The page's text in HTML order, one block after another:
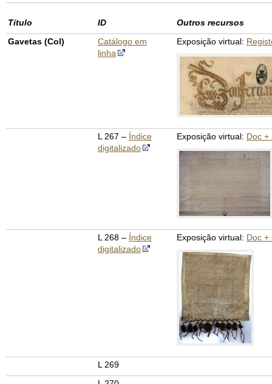
Título ID
Outros recursos
Gavetas (Col)
Catálogo em
linha
Exposição virtual:
L 267 – Índice
digitalizado
Exposição virtual: Doc +
L 268 – Índice
digitalizado
Exposição virtual: Doc +
L 269